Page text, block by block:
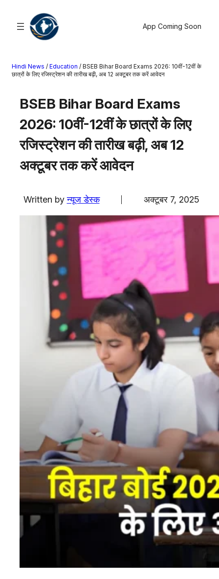
खोजें
मनोरंजन
राज्य
आस्था
राष्ट्रीय
व्यापार
अंतरराष्ट्रीय
Facebook
Instagram
X
App Coming Soon
Hindi News / Education / BSEB Bihar Board Exams 2026: 10वीं-12वीं के
छात्रों के लिए रजिस्ट्रेशन की तारीख बढ़ी, अब 12 अक्टूबर तक करें आवेदन
BSEB Bihar Board Exams
2026: 10वीं-12वीं के छात्रों के लिए
रजिस्ट्रेशन की तारीख बढ़ी, अब 12
अक्टूबर तक करें आवेदन
Written by न्यूज डेस्क अक्टूबर 7, 2025